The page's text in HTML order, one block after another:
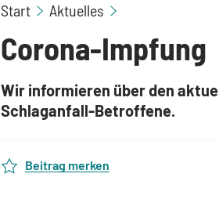
Start Aktuelles
Corona-Impfung
Wir informieren über den
Schlaganfall-Betroffene.
Beitrag merken